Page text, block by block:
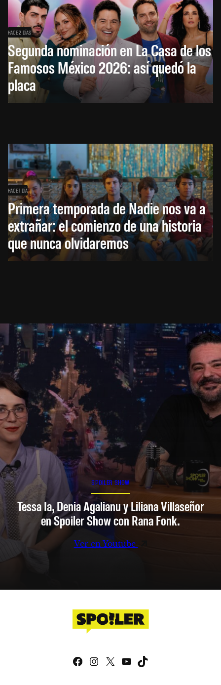
HACE 2 DÍAS
Segunda nominación en La Casa de los
Famosos México 2026: así quedó la
placa
HACE 1 DÍA
Primera temporada de Nadie nos va a
extrañar: el comienzo de una historia
que nunca olvidaremos
SPOILER SHOW
Tessa Ia, Denia Agalianu y Liliana Villaseñor
en Spoiler Show con Rana Fonk.
Ver en Youtube
Facebook
Instagram
X YouTube